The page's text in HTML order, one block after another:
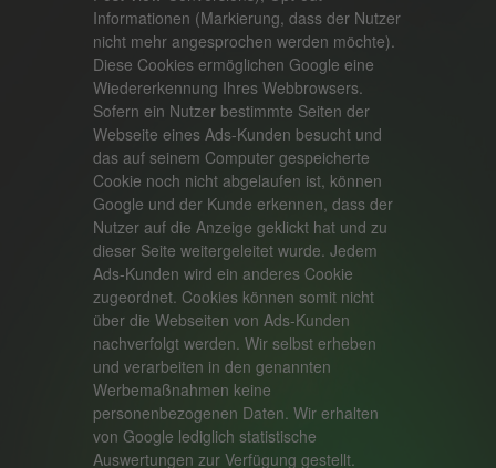
Informationen (Markierung, dass der Nutzer
nicht mehr angesprochen werden möchte).
Diese Cookies ermöglichen Google eine
Wiedererkennung Ihres Webbrowsers.
Sofern ein Nutzer bestimmte Seiten der
Webseite eines Ads-Kunden besucht und
das auf seinem Computer gespeicherte
Cookie noch nicht abgelaufen ist, können
Google und der Kunde erkennen, dass der
Nutzer auf die Anzeige geklickt hat und zu
dieser Seite weitergeleitet wurde. Jedem
Ads-Kunden wird ein anderes Cookie
zugeordnet. Cookies können somit nicht
über die Webseiten von Ads-Kunden
nachverfolgt werden. Wir selbst erheben
und verarbeiten in den genannten
Werbemaßnahmen keine
personenbezogenen Daten. Wir erhalten
von Google lediglich statistische
Auswertungen zur Verfügung gestellt.